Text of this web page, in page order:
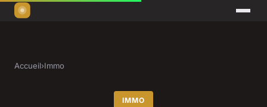
Accueil›Immo
IMMO